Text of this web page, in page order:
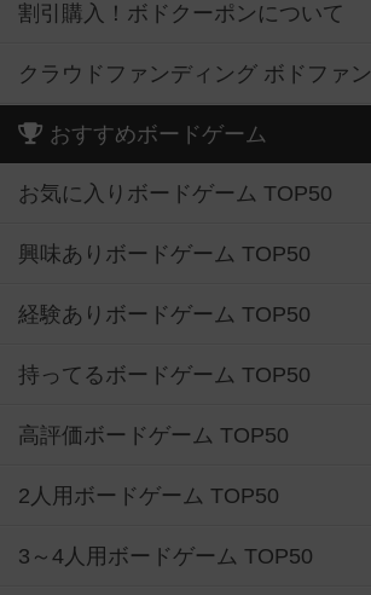
割引購入！ボドクーポンについて
クラウドファンディング ボドファン
おすすめボードゲーム
お気に入りボードゲーム TOP50
興味ありボードゲーム TOP50
経験ありボードゲーム TOP50
持ってるボードゲーム TOP50
高評価ボードゲーム TOP50
2人用ボードゲーム TOP50
3～4人用ボードゲーム TOP50